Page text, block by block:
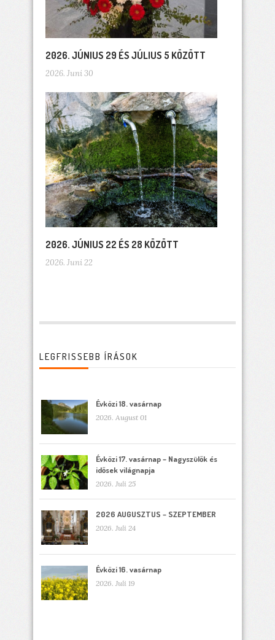
2026. JÚNIUS 29 ÉS JÚLIUS 5 KÖZÖTT
2026. Juni 30
2026. JÚNIUS 22 ÉS 28 KÖZÖTT
2026. Juni 22
LEGFRISSEBB ÍRÁSOK
Évközi 18. vasárnap
2026. August 01
Évközi 17. vasárnap – Nagyszülők és
idősek világnapja
2026. Juli 25
2026 AUGUSZTUS – SZEPTEMBER
2026. Juli 24
Évközi 16. vasárnap
2026. Juli 19